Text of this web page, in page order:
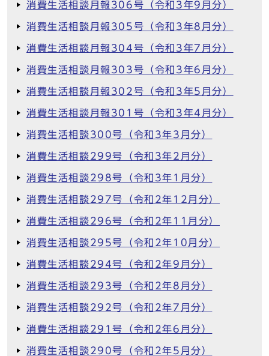
消費生活相談月報306号（令和3年9月分）
消費生活相談月報305号（令和3年8月分）
消費生活相談月報304号（令和3年7月分）
消費生活相談月報303号（令和3年6月分）
消費生活相談月報302号（令和3年5月分）
消費生活相談月報301号（令和3年4月分）
消費生活相談300号（令和3年3月分）
消費生活相談299号（令和3年2月分）
消費生活相談298号（令和3年1月分）
消費生活相談297号（令和2年12月分）
消費生活相談296号（令和2年11月分）
消費生活相談295号（令和2年10月分）
消費生活相談294号（令和2年9月分）
消費生活相談293号（令和2年8月分）
消費生活相談292号（令和2年7月分）
消費生活相談291号（令和2年6月分）
消費生活相談290号（令和2年5月分）